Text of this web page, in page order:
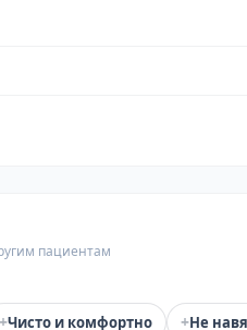
пациентам
+Чисто и комфортно +Не